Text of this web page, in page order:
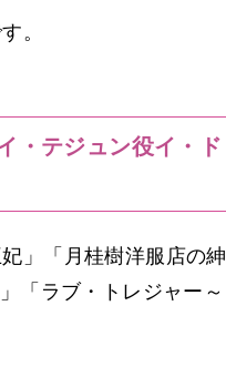
。
・テジュン役イ・ド
」「月桂樹洋服店の紳
「ラブ・トレジャー～